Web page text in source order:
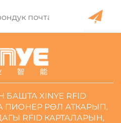
XINYE RFID
РӨЛ АТКАРЫП,
RFID КАРТАЛАРЫН,